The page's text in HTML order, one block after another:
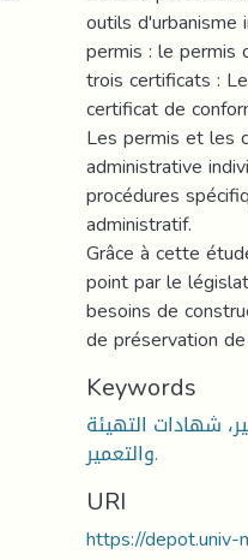
outils
permis : le
trois certificats :
certificat de
Les permis et les
administrative
procédures
administratif.
Grâce à cette
point par le
besoins de
de préservation
Keywords
شهادات التهيئة
والتعمير.
URI
https://depot.univ-